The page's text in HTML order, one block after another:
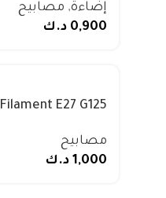
إضاءة, مصابيح
0,900 د.ك
Filament E27 G125 / خيط إضاءة E27 G125
مصابيح
1,000 د.ك